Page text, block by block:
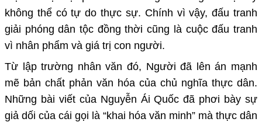
không thể có tự do thực sự. Chính vì vậy, đấu tranh
giải phóng dân tộc đồng thời cũng là cuộc đấu tranh
vì nhân phẩm và giá trị con người.
Từ lập trường nhân văn đó, Người đã lên án mạnh
mẽ bản chất phản văn hóa của chủ nghĩa thực dân.
Những bài viết của Nguyễn Ái Quốc đã phơi bày sự
giả dối của cái gọi là “khai hóa văn minh” mà thực dân